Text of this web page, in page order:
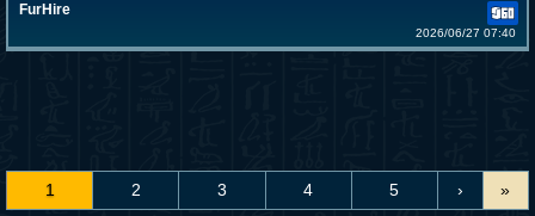
FurHire
2026/06/27 07:40
1 2 3 4 5 › »